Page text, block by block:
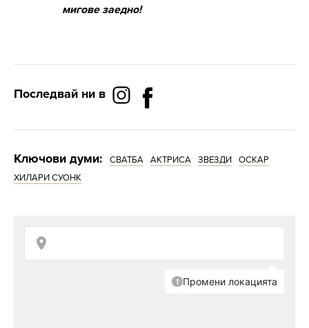
мигове заедно!
Последвай ни в
Ключови думи: СВАТБА АКТРИСА ЗВЕЗДИ
ОСКАР
ХИЛАРИ СУОНК